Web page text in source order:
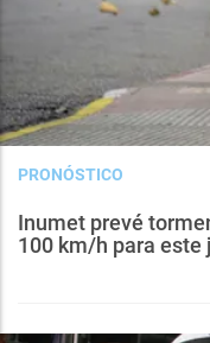
PRONÓSTICO
Inumet prevé
100 km/h para este